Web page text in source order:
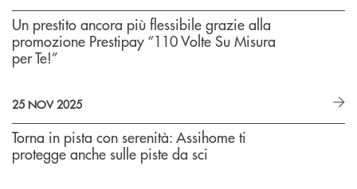
Un prestito ancora più flessibile grazie alla
promozione Prestipay “110 Volte Su Misura
per Te!”
25 NOV 2025
Torna in pista con serenità: Assihome ti
protegge anche sulle piste da sci